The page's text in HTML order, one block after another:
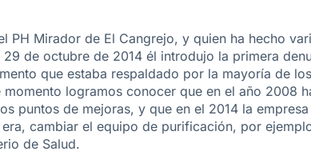
PH Mirador de El Cangrejo, y quien ha hecho
de octubre de 2014 él introdujo la primera
que estaba respaldado por la mayoría de
logramos conocer que en el año 2008
puntos de mejoras, y que en el 2014 la
cambiar el equipo de purificación, por
de Salud.